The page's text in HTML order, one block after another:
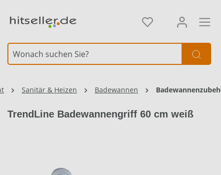
Sanitär & Heizen Badewannen
TrendLine Badewannengriff 60 cm weiß